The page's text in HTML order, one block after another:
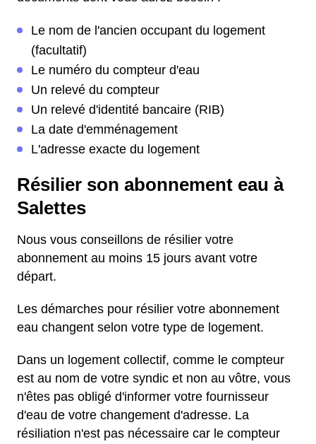
Le nom de l'ancien occupant du logement
(facultatif)
Le numéro du compteur d'eau
Un relevé du compteur
Un relevé d'identité bancaire (RIB)
La date d'emménagement
L'adresse exacte du logement
Résilier son abonnement eau à
Salettes
Nous vous conseillons de résilier votre
abonnement au moins 15 jours avant votre
départ.
Les démarches pour résilier votre abonnement
eau changent selon votre type de logement.
Dans un logement collectif, comme le compteur
est au nom de votre syndic et non au vôtre, vous
n'êtes pas obligé d'informer votre fournisseur
d'eau de votre changement d'adresse. La
résiliation n'est pas nécessaire car le compteur